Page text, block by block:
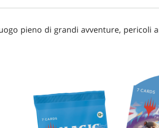
pieno di grandi avventure, pericoli